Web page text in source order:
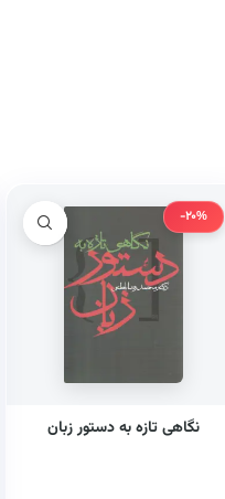
-20%
نگاهی تازه به دستور زبان